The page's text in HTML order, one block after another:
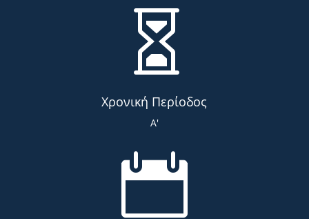

Χρονική Περίοδος
Α'
